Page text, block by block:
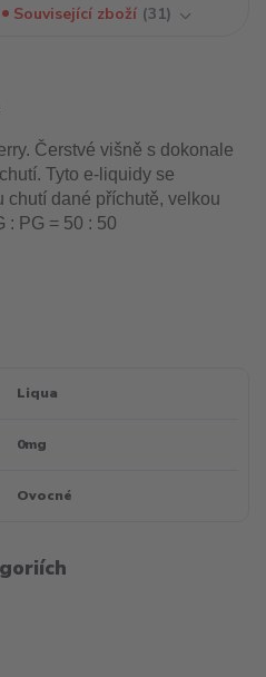
Související zboží 31
Čerstvé višně s dokonale
Tyto e-liquidy se
dané příchutě, velkou
: PG = 50 : 50
Liqua
0mg
Ovocné